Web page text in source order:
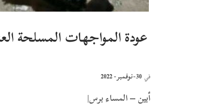
عودة المواجهات المسلحة
في 30-نوفمبر- 2022
أبين – المساء برس|